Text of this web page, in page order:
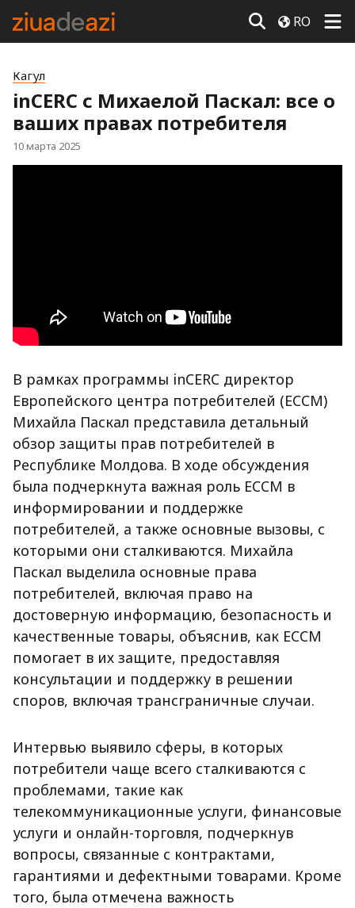
RO
Кагул
inCERC с Михаелой Паскал: все о
ваших правах потребителя
10 марта 2025
В рамках программы inCERC директор
Европейского центра потребителей (ECCM)
Михайла Паскал представила детальный
обзор защиты прав потребителей в
Республике Молдова. В ходе обсуждения
была подчеркнута важная роль ECCM в
информировании и поддержке
потребителей, а также основные вызовы, с
которыми они сталкиваются. Михайла
Паскал выделила основные права
потребителей, включая право на
достоверную информацию, безопасность и
качественные товары, объяснив, как ECCM
помогает в их защите, предоставляя
консультации и поддержку в решении
споров, включая трансграничные случаи.
Интервью выявило сферы, в которых
потребители чаще всего сталкиваются с
проблемами, такие как
телекоммуникационные услуги, финансовые
услуги и онлайн-торговля, подчеркнув
вопросы, связанные с контрактами,
гарантиями и дефектными товарами. Кроме
того, была отмечена важность